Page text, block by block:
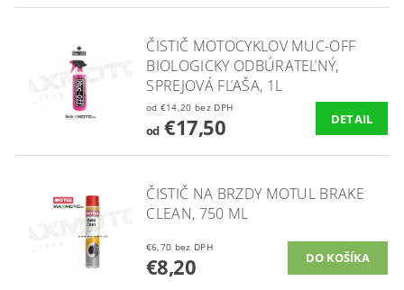
ČISTIČ MOTOCYKLOV MUC-OFF
BIOLOGICKY ODBÚRATEĽNÝ,
SPREJOVÁ FĽAŠA, 1L
od €14,20 bez DPH
od€17,50 DETAIL
ČISTIČ NA BRZDY MOTUL BRAKE
CLEAN, 750 ML
€6,70 bez DPH
€8,20